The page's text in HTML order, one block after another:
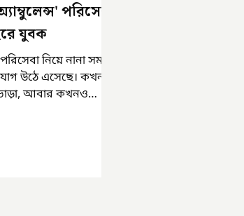
পরিসেবা
যুবক
নিয়ে নানা সময়
উঠে এসেছে। কখনও
আবার কখনও